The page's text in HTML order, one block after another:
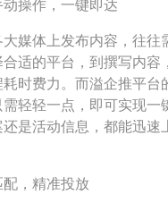
动操作，一键即达
媒体上发布内容，往往
适的平台，到撰写内容
时费力。而溢企推平台
轻轻一点，即可实现一
是活动信息，都能迅速
配，精准投放